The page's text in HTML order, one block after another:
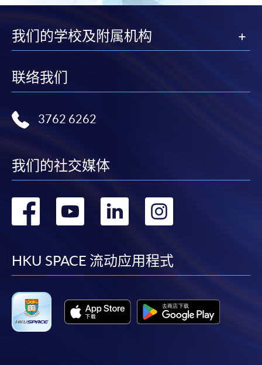
我们的学校及附属机构
联络我们
3762 6262
我们的社交媒体
转
facebook
转
youtube
转
linkedin
HKU SPACE 流动应用程式